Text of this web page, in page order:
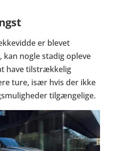
er blevet
nogle stadig opleve
have tilstrækkelig
ture, især hvis der ikke
tilgængelige.